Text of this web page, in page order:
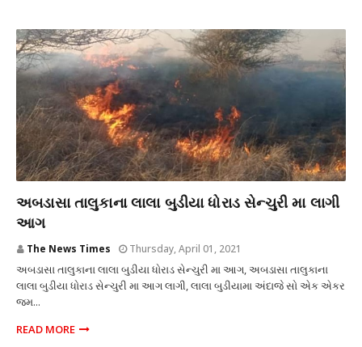
અબડાસા તાલુકાના લાલા બુડીયા ધોરાડ સેન્ચુરી મા લાગી
આગ
The News Times Thursday, April 01, 2021
અબડાસા તાલુકાના લાલા બુડીયા ધોરાડ સેન્ચુરી મા આગ, અબડાસા તાલુકાના
લાલા બુડીયા ધોરાડ સેન્ચુરી મા આગ લાગી, લાલા બુડીયામા અંદાજે સો એક એકર
જમ...
READ MORE